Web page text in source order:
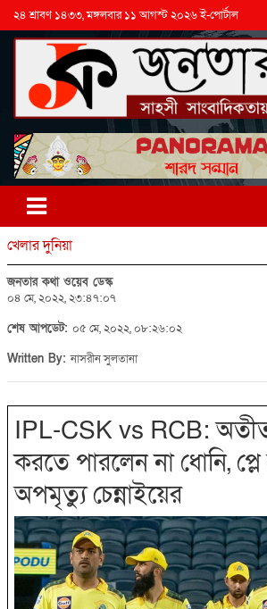
২৪ শ্রাবণ ১৪৩৩, মঙ্গলবার ১১ আগস্ট ২০২৬ ই-পোর্টাল
খেলার দুনিয়া
জনতার কথা ওয়েব ডেস্ক
০৪ মে, ২০২২, ২৩:৪৭:০৭
শেষ আপডেট: ০৫ মে, ২০২২, ০৮:২৬:০২
Written By:নাসরীন সুলতানা
IPL-CSK vs RCB:
করতে পারলেন না ধোনি, প্লে
অপমৃত্যু চেন্নাইয়ের